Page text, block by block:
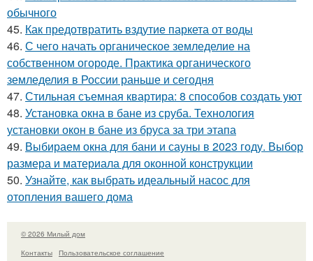
обычного
45. Как предотвратить вздутие паркета от воды
46. С чего начать органическое земледелие на
собственном огороде. Практика органического
земледелия в России раньше и сегодня
47. Стильная съемная квартира: 8 способов создать уют
48. Установка окна в бане из сруба. Технология
установки окон в бане из бруса за три этапа
49. Выбираем окна для бани и сауны в 2023 году. Выбор
размера и материала для оконной конструкции
50. Узнайте, как выбрать идеальный насос для
отопления вашего дома
© 2026 Милый дом
Контакты
Пользовательское соглашение